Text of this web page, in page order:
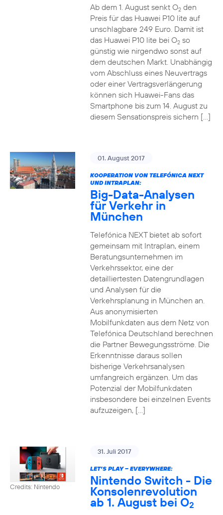
Ab dem 1. August senkt O2den
Preis für das Huawei P10 lite auf
unschlagbare 249 Euro. Damit ist
das Huawei P10 lite bei O2so
günstig wie nirgendwo sonst auf
dem deutschen Markt. Unabhängig
vom Abschluss eines Neuvertrags
oder einer Vertragsverlängerung
können sich Huawei-Fans das
Smartphone bis zum 14. August zu
diesem Sensationspreis sichern […]
01. August 2017
KOOPERATION VON TELEFÓNICA NEXT
UND INTRAPLAN:
Big-Data-Analysen
für Verkehr in
München
Telefónica NEXT bietet ab sofort
gemeinsam mit Intraplan, einem
Beratungsunternehmen im
Verkehrssektor, eine der
detailliertesten Datengrundlagen
und Analysen für die
Verkehrsplanung in München an.
Aus anonymisierten
Mobilfunkdaten aus dem Netz von
Telefónica Deutschland berechnen
die Partner Bewegungsströme. Die
Erkenntnisse daraus sollen
bisherige Verkehrsanalysen
umfangreich ergänzen. Um das
Potenzial der Mobilfunkdaten
insbesondere bei einzelnen Events
aufzuzeigen, […]
Credits: Nintendo
31. Juli 2017
LET’S PLAY – EVERYWHERE:
Nintendo Switch - Die
Konsolenrevolution
ab 1. August bei O2